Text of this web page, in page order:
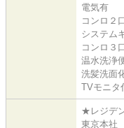
電気有
コンロ２
システム
コンロ３
温水洗浄
洗髪洗面
TVモニタ
★レジデ
東京本社